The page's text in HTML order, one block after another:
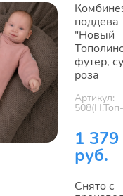
поддева
"Новый
футер,
роза
Артикул:
1 379
руб.
Снято с